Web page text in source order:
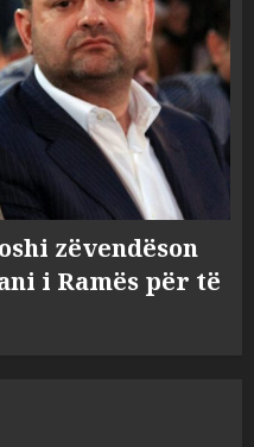
zëvendëson
i Ramës për të